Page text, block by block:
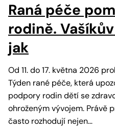
Raná péče
rodině.
jak
Od 11. do 17. května 2026
Týden rané péče, která
podpory rodin dětí se
ohroženým vývojem. Právě
často rozhodují nejen…